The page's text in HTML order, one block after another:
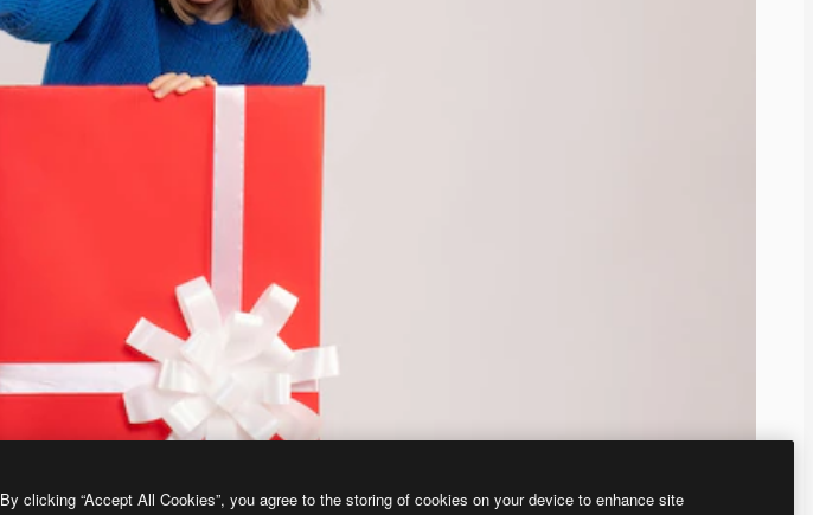
By clicking “Accept All Cookies”, you agree to the storing of cookies on your device to enhance site